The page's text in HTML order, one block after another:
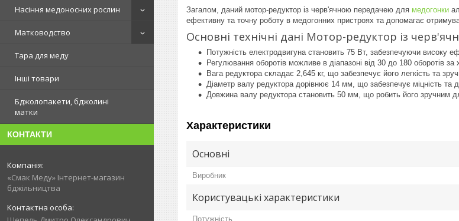
Насіння медоносних рослин
Матководство
Тара для меду
Інші товари
Бджолопакети, бджолині
матки
КОНТАКТИ
«Смак Меду» Інтернет-магазин
бджільництва
Загалом, даний мотор-редуктор із черв'ячною передачею для медогонки
ефективну та точну роботу в медогонних пристроях та допомагає
Основні технічні дані Мотор-редуктор із
Потужність електродвигуна становить 75 Вт, забезпечуючи високу
Регулювання оборотів можливе в діапазоні від 30 до 180 оборотів
Вага редуктора складає 2,645 кг, що забезпечує його легкість та
Діаметр валу редуктора дорівнює 14 мм, що забезпечує міцність та
Довжина валу редуктора становить 50 мм, що робить його зручним
Характеристики
Основні
Виробник
Користувацькі характеристики
Потужність